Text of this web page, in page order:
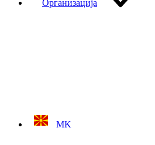
Организација
MK